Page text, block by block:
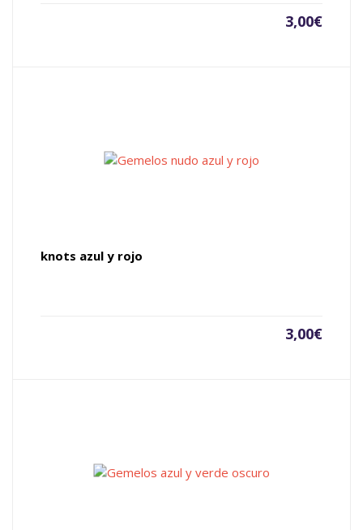
3,00€
knots azul y rojo
3,00€